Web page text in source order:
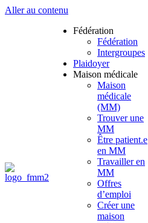
Aller au contenu
Fédération
Fédération
Intergroupes
Plaidoyer
Maison médicale
Maison
médicale
(MM)
Trouver une
MM
Être patient.e
en MM
Travailler en
MM
Offres
d’emploi
Créer une
maison